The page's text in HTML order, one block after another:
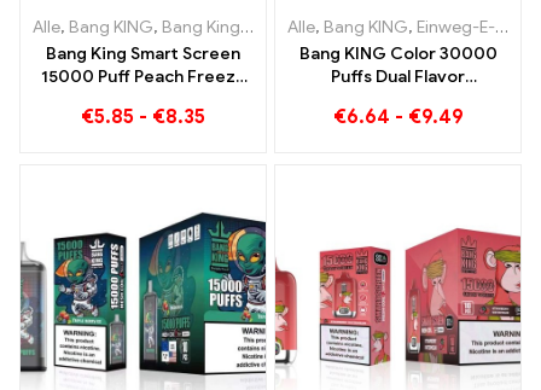
Alle, Bang KING, Bang King Smart Screen 15000 Puff ,Einweg-E-
Bang King Smart Screen
15000 Puff Peach Freeze
€5.85 - €8.35
Alle, Bang KING, Einweg-E-Zigaretten Litauen
Bang KING Color 30000
Puffs Dual Flavor
Strawberry Kiwi und Sour
€6.64 - €9.49